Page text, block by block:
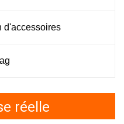
d'accessoires
réelle